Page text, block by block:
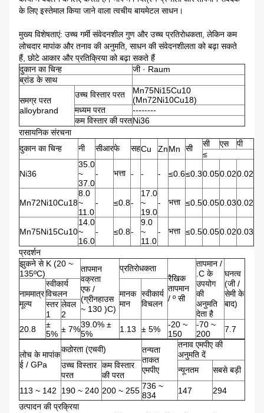
के लिए इस्तेमाल किया जाने वाला त्वचीय बायमेटल साधन।
मुख्य विशेषताएं: उच्च गर्मी संवेदनशील गुण और उच्च प्रतिरोधकता, लेकिन कम
लोचदार मापांक और तनाव की अनुमति, साधन की संवेदनशीलता को बढ़ा सकते
हैं, छोटे आकार और प्रतिक्रिया को बढ़ा सकते हैं
दुकान का चिन्ह
जी · Raum
ब्रांड के साथ
समग्र परत
alloybrand
उच्च विस्तार परत
Mn75Ni15Cu10
(Mn72Ni10Cu18)
मध्यम परत
--------
कम विस्तार की परतNi36
रासायनिक संरचना
दुकान का चिन्ह
नी सीआरफे सहCu ZnMn सी सी एस
पी
≤
Ni36
35.0
~
37.0
- भत्ता - - - ≤0.6≤0.30.050.020.02
Mn72Ni10Cu18
8.0
~
11.0
- ≤0.8-
17.0
~
19.0
- भत्ता ≤0.50.050.030.02
Mn75Ni15Cu10
14.0
~
16.0
- ≤0.8-
9.0
~
11.0
- भत्ता ≤0.50.050.020.03
प्रदर्शन
झुकने से K (20 ~
135ºC)
तापमान
वक्रता
एफ /
(ग्रीनहाउस
~ 130 )C)
प्रतिरोधकता
रैखिक
तापमान
/ º सी
तापमान /
.C के
उपयोग
की
अनुमति
देता है
घनत्व
(जी /
सेमी के
बाद)
नाममात्र
मूल्य
स्वीकार्य
विचलन
मानक
मान
स्वीकार्य
विचलन
स्तर
1
लेवल
2
20.8
±
5% ± 7%39.0% ±
5%
1.13 ± 5%
-20 ~
150
-70 ~
200
7.7
लोच के मापांक
ई / GPa
कठोरता (एचवी)
तन्यता
ताकत
एमपीए
तनाव एमपीए की
अनुमति दें
उच्च विस्तार
परत
कम विस्तार
की परत
न्यूनतम सबसे बड़ी
113 ~ 142 190 ~ 240 200 ~ 255 736 ~
834
147
294
उत्पादन की प्रक्रिया